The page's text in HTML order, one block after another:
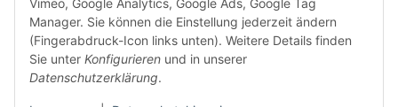
dasMOBILWERK® ist seit der Gründung ein
Familienunternehmen, welches sich seit 2010 auf
Wachstumskurs befindet. Hier haben Sie zu den üblichen
Geschäftszeiten immer einen persönlichen Ansprechpartner,
sofern Sie Fragen rund um die Produkte von dasMOBILWERK
Vimeo, Google Analytics, Google Ads, Google Tag
Manager. Sie können die Einstellung jederzeit ändern
(Fingerabdruck-Icon links unten). Weitere Details finden
Sie unter Konfigurieren und in unserer
Datenschutzerklärung.